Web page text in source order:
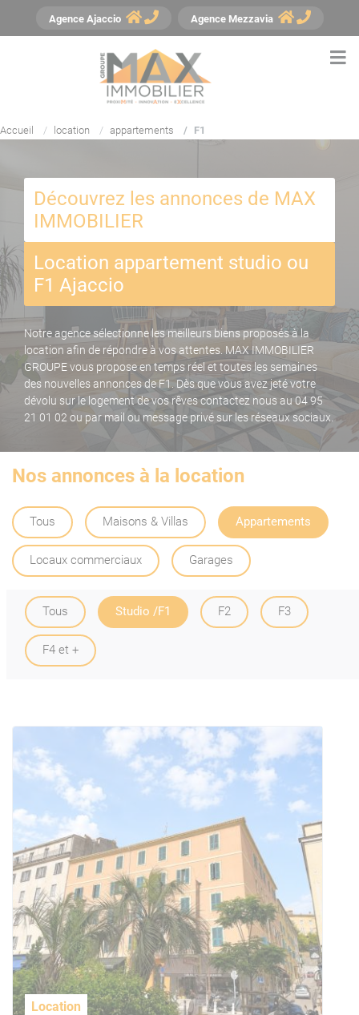
Agence Ajaccio Agence Mezzavia
Accueil location appartements F1
Découvrez les annonces de MAX
IMMOBILIER
Location appartement studio ou
F1 Ajaccio
Notre agence sélectionne les meilleurs biens proposés à la
location afin de répondre à vos attentes. MAX IMMOBILIER
GROUPE vous propose en temps réel et toutes les semaines
des nouvelles annonces de F1. Dès que vous avez jeté votre
dévolu sur le logement de vos rêves contactez nous au 04 95
21 01 02 ou par mail ou message privé sur les réseaux sociaux.
Nos annonces à la location
Tous Maisons & Villas Appartements
Locaux commerciaux Garages
Tous Studio /F1 F2 F3
F4 et +
Location
Panneau de gestion des cookies